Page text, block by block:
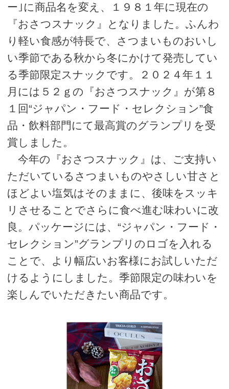
ー｣に商品名を変え、１９８１年に現在の
『おさつスナック』となりました。ふんわ
り軽い食感が特長で、さつまいものおいし
い季節である秋から冬にかけて発売してい
る季節限定スナックです。２０２４年１１
月には５２ｇの『おさつスナック』が第８
１回“ジャパン・フード・セレクション”食
品・飲料部門にて最高賞のグランプリを受
賞しました。
今年の『おさつスナック』は、ご支持い
ただいているさつまいものやさしい甘さと
ほどよい塩気はそのままに、後味をスッキ
リさせることでさらに食べ進む味わいに改
良。パッケージには、“ジャパン・フード・
セレクション”グランプリのロゴを入れる
ことで、より幅広いお客様にお試しいただ
けるようにしました。季節限定の味わいを
楽しんでいただきたい商品です。